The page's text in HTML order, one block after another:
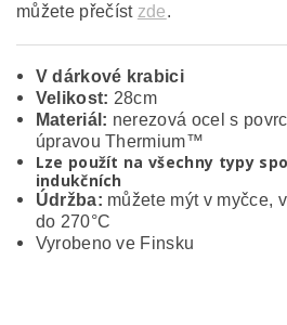
můžete přečíst zde.
V dárkové krabici
Velikost: 28cm
Materiál: nerezová ocel s
úpravou Thermium™
Lze použít na všechny typy
indukčních
Údržba: můžete mýt v myčce,
do 270°C
Vyrobeno ve Finsku